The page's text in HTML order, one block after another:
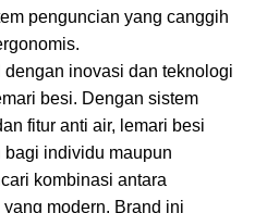
penguncian yang canggih
dengan inovasi dan teknologi
besi. Dengan sistem
fitur anti air, lemari besi
individu maupun
kombinasi antara
modern. Brand ini